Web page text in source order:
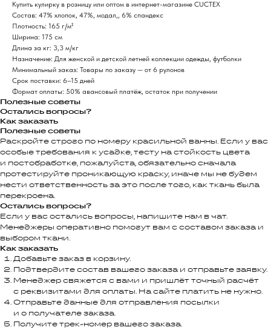
Купить кулирку в розницу или оптом в интернет-магазине CUCTEX
Состав: 47% хлопок, 47%, модал,, 6% спандекс
Плотность: 165 г/м²
Ширина: 175 см
Длина за кг: 3,3 м/кг
Назначение: Для женской и детской летней коллекции одежды, футболки
Минимальный заказ: Товары по заказу — от 6 рулонов
Срок поставки: 6–15 дней
Формат оплаты: 50% авансовый платёж, остаток при получении
Полезные советы
Остались вопросы?
Как заказать
Полезные советы
Раскройте строго по номеру красильной ванны. Если у вас
особые требования к усадке, тесту на стойкость цвета
и постобработке, пожалуйста, обязательно сначала
протестируйте проникающую краску, иначе мы не будем
нести ответственность за это после того, как ткань была
перекроена.
Остались вопросы?
Если у вас остались вопросы, напишите нам в чат.
Менеджеры оперативно помогут вам с составом заказа и
выбором ткани.
Как заказать
Добавьте заказ в корзину.
Подтвердите состав вашего заказа и отправьте заявку.
Менеджер свяжется с вами и пришлёт точный расчёт
с реквизитами для оплаты. На сайте платить не нужно.
Отправьте данные для отправления посылки
и о получателе заказа.
Получите трек-номер вашего заказа.